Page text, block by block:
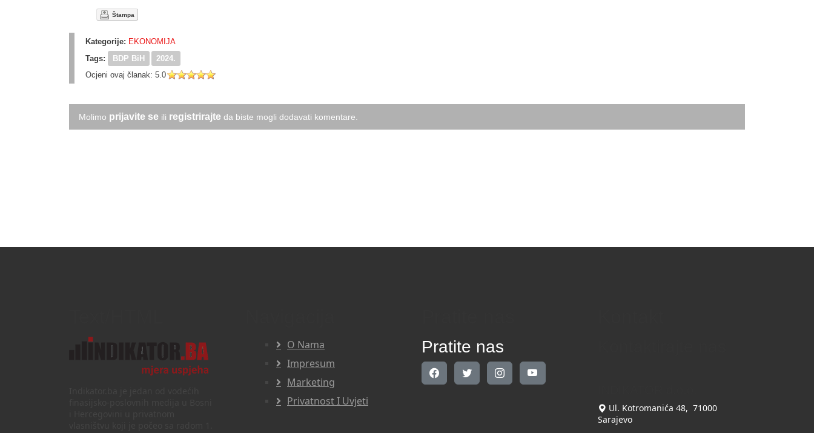
Štampa
Kategorije: EKONOMIJA
Tags:
BDP BiH
2024.
Ocjeni ovaj članak: 5.0
Molimo prijavite se ili registrirajte da biste mogli dodavati komentare.
O Nama
Impresum
Marketing
Privatnost I Uvjeti
Pratite nas
Ul. Kotromanića 48, 71000
Sarajevo